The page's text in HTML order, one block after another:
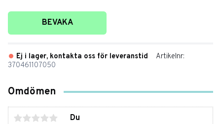
Lägg till i favoriter
BEVAKA
Ej i lager, kontakta oss för leveranstid
Artikelnr
370461107050
Omdömen
Du